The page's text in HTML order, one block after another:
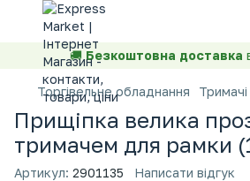
🚚 Безкоштовна доставка
Торгівельне обладнання Тримачі
Прищіпка велика
тримачем для рамки
Артикул: 2901135 Написати відгук